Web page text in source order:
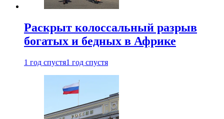
Раскрыт колоссальный разрыв
богатых и бедных в Африке
1 год спустя1 год спустя